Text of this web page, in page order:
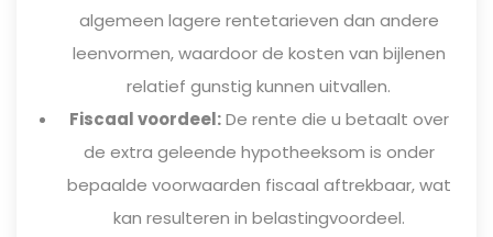
algemeen lagere rentetarieven dan andere
leenvormen, waardoor de kosten van bijlenen
relatief gunstig kunnen uitvallen.
Fiscaal voordeel:De rente die u betaalt over
de extra geleende hypotheeksom is onder
bepaalde voorwaarden fiscaal aftrekbaar, wat
kan resulteren in belastingvoordeel.